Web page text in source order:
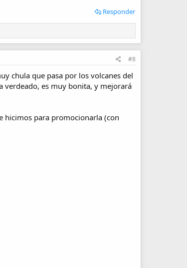
Responder
#8
chula que pasa por los volcanes del
verdeado, es muy bonita, y mejorará
hicimos para promocionarla (con